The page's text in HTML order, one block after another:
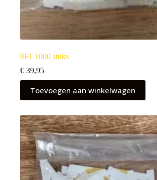
8F1 1000 stuks
€ 39,95
Toevoegen aan winkelwagen